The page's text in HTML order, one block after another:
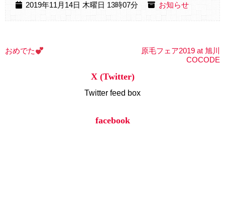
2019年11月14日 木曜日 13時07分 お知らせ
おめでた
原毛フェア2019 at 旭川
COCODE
X (Twitter)
Twitter feed box
facebook